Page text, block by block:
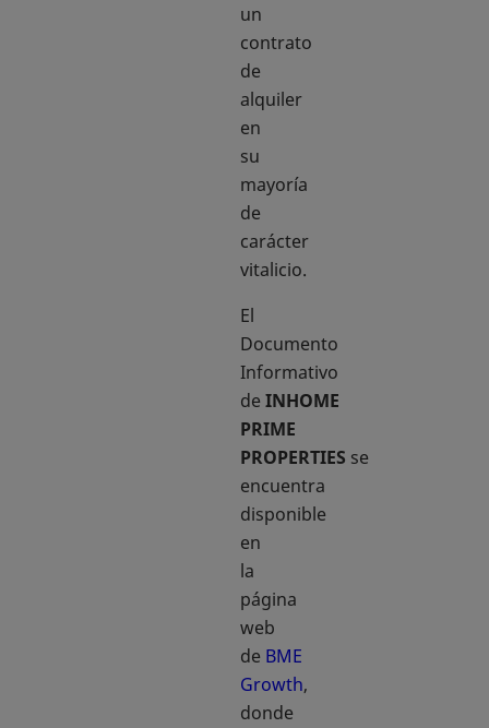
un
contrato
de
alquiler
en
su
mayoría
de
carácter
vitalicio.
El
Documento
Informativo
de INHOME
PRIME
PROPERTIES se
encuentra
disponible
en
la
página
web
de BME
Growth,
donde